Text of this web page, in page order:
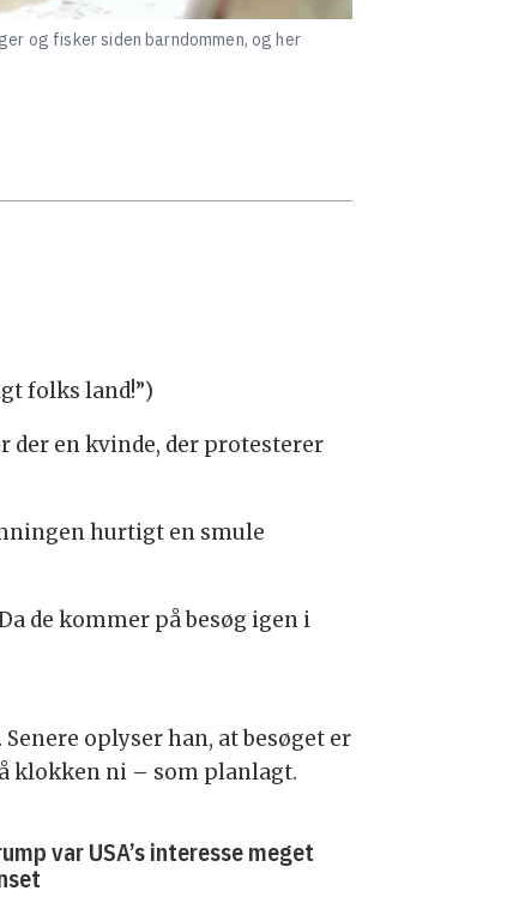
og fisker siden barndommen, og her
folks land!”)
der en kvinde, der protesterer
hurtigt en smule
de kommer på besøg igen i
oplyser han, at besøget er
klokken ni – som planlagt.
var USA’s interesse meget